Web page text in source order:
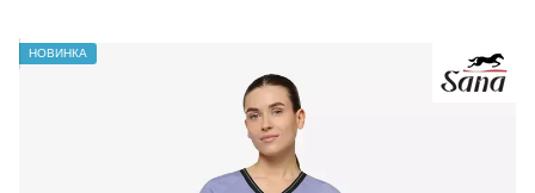
НОВИНКА